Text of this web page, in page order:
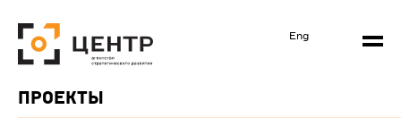
Eng
Проекты